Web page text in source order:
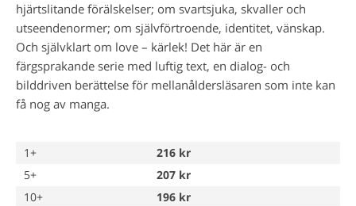
hjärtslitande förälskelser; om svartsjuka, skvaller och
utseendenormer; om självförtroende, identitet, vänskap.
Och självklart om love – kärlek! Det här är en
färgsprakande serie med luftig text, en dialog- och
bilddriven berättelse för mellanåldersläsaren som inte kan
få nog av manga.
1+
216 kr
5+
207 kr
10+
196 kr